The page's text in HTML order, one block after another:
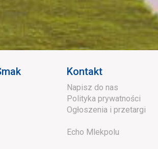
Kontakt
Napisz do nas
Polityka prywatności
Ogłoszenia i przetargi
Echo Mlekpolu